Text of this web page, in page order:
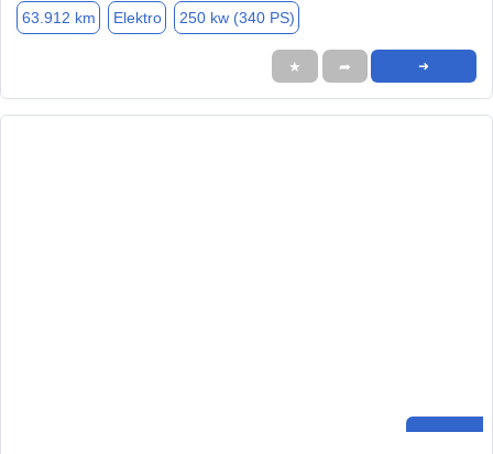
63.912 km Elektro 250 kw (340 PS)
★ ➦ ➜